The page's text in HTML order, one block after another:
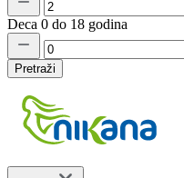
Deca 0 do 18 godina
Pretraži